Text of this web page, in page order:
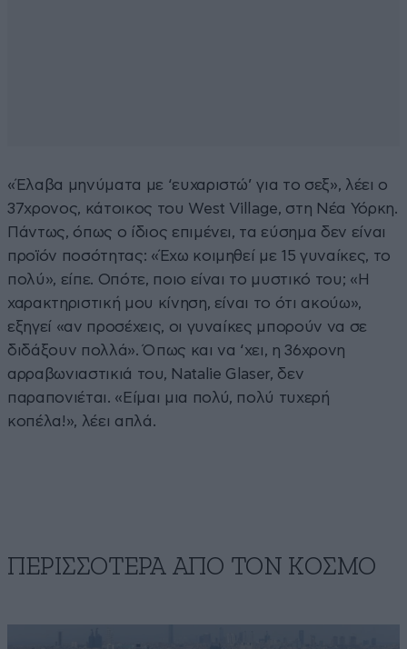
«Έλαβα μηνύματα με ‘ευχαριστώ’ για το σεξ», λέει ο
37χρονος, κάτοικος του West Village, στη Νέα Υόρκη.
Πάντως, όπως ο ίδιος επιμένει, τα εύσημα δεν είναι
προϊόν ποσότητας: «Έχω κοιμηθεί με 15 γυναίκες, το
πολύ», είπε. Οπότε, ποιο είναι το μυστικό του; «Η
χαρακτηριστική μου κίνηση, είναι το ότι ακούω»,
εξηγεί «αν προσέχεις, οι γυναίκες μπορούν να σε
διδάξουν πολλά». Όπως και να ‘χει, η 36χρονη
αρραβωνιαστικιά του, Natalie Glaser, δεν
παραπονιέται. «Είμαι μια πολύ, πολύ τυχερή
κοπέλα!», λέει απλά.
ΠΕΡΙΣΣΟΤΕΡΑ ΑΠΟ ΤΟΝ ΚΟΣΜΟ